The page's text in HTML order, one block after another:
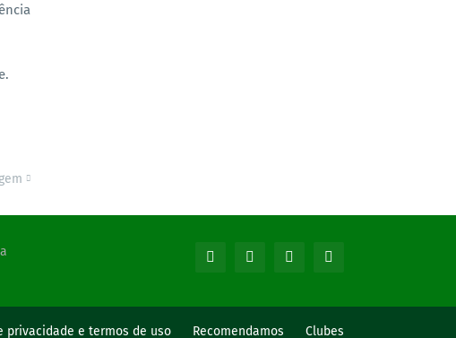
privacidade e termos de uso Recomendamos Clubes